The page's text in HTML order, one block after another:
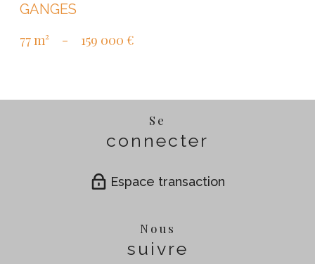
GANGES
77 m²
- 159 000 €
Se
connecter
Espace transaction
Nous
suivre